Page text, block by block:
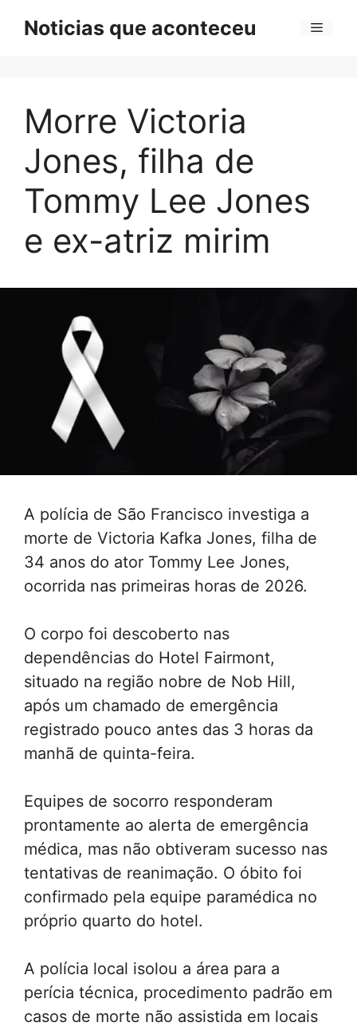
Noticias que aconteceu Menu
Morre Victoria
Jones, filha de
Tommy Lee Jones
e ex-atriz mirim
A polícia de São Francisco investiga a
morte de Victoria Kafka Jones, filha de
34 anos do ator Tommy Lee Jones,
ocorrida nas primeiras horas de 2026.
O corpo foi descoberto nas
dependências do Hotel Fairmont,
situado na região nobre de Nob Hill,
após um chamado de emergência
registrado pouco antes das 3 horas da
manhã de quinta-feira.
Equipes de socorro responderam
prontamente ao alerta de emergência
médica, mas não obtiveram sucesso nas
tentativas de reanimação. O óbito foi
confirmado pela equipe paramédica no
próprio quarto do hotel.
A polícia local isolou a área para a
perícia técnica, procedimento padrão em
casos de morte não assistida em locais